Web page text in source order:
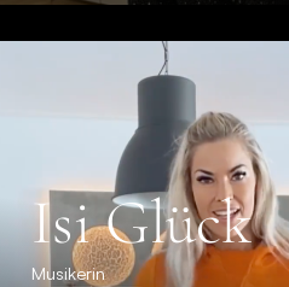
Isi Glück
Musikerin